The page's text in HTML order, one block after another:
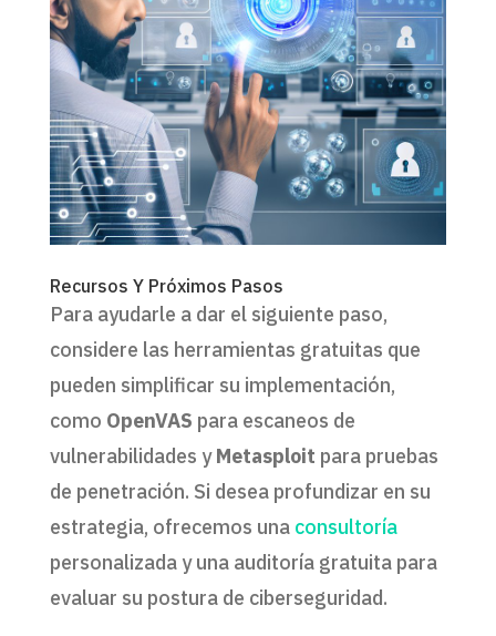
Recursos Y Próximos Pasos
Para ayudarle a dar el siguiente paso,
considere las herramientas gratuitas que
pueden simplificar su implementación,
como OpenVAS para escaneos de
vulnerabilidades yMetasploit para pruebas
de penetración. Si desea profundizar en su
estrategia, ofrecemos una consultoría
personalizada y una auditoría gratuita para
evaluar su postura de ciberseguridad.